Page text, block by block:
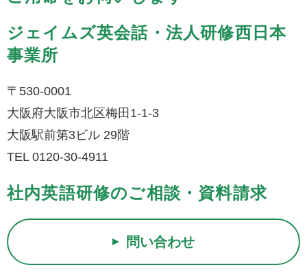
ジェイムズ英会話・法人研修西日本
事業所
〒530-0001
大阪府大阪市北区梅田1-1-3
大阪駅前第3ビル 29階
TEL 0120-30-4911
社内英語研修のご相談・資料請求
問い合わせ